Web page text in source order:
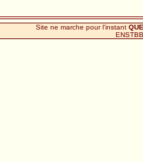
Site ne marche pour l'instant QUE